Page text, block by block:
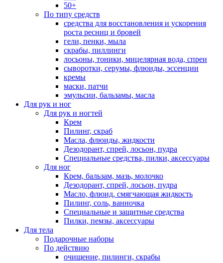
50+
По типу средств
средства для восстановления и ускорения
роста ресниц и бровей
гели, пенки, мыла
скрабы, пиллинги
лосьоны, тоники, мицелярная вода, спреи
сыворотки, серумы, флюиды, эссенции
кремы
маски, патчи
эмульсии, бальзамы, масла
Для рук и ног
Для рук и ногтей
Крем
Пилинг, скраб
Масла, флюиды, жидкости
Дезодорант, спрей, лосьон, пудра
Специальные средства, пилки, аксессуары
Для ног
Крем, бальзам, мазь, молочко
Дезодорант, спрей, лосьон, пудра
Масло, флюид, смягчающая жидкость
Пилинг, соль, ванночка
Специальные и защитные средства
Пилки, пемзы, аксессуары
Для тела
Подарочные наборы
По действию
очищение, пилинги, скрабы